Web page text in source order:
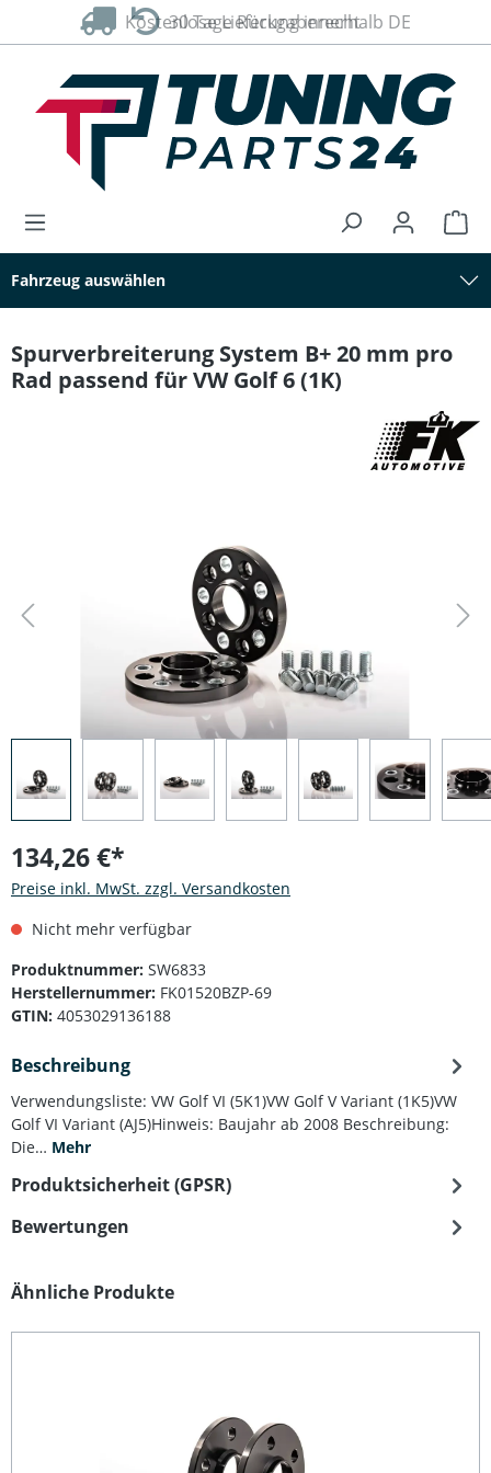
springen Kostenlose Lieferung innerhalb DE
30 Tage Rückgaberecht
Fahrzeug auswählen
Spurverbreiterung System B+ 20 mm pro
Rad passend für VW Golf 6 (1K)
134,26 €*
Preise inkl. MwSt. zzgl. Versandkosten
Nicht mehr verfügbar
Produktnummer: SW6833
Herstellernummer: FK01520BZP-69
GTIN: 4053029136188
Beschreibung
Verwendungsliste: VW Golf VI (5K1)VW Golf V Variant (1K5)VW
Golf VI Variant (AJ5)Hinweis: Baujahr ab 2008 Beschreibung:
Die… Mehr
Produktsicherheit (GPSR)
Bewertungen
Produktgalerie überspringen
Ähnliche Produkte